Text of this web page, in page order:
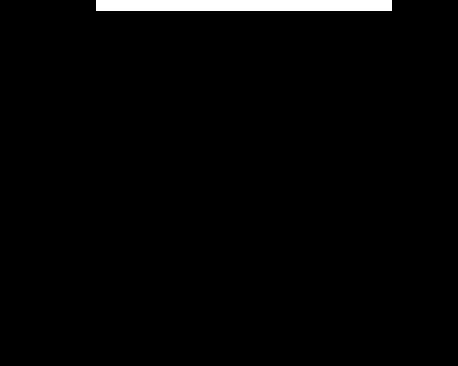
vážným infekcím. Zjistěte, jak